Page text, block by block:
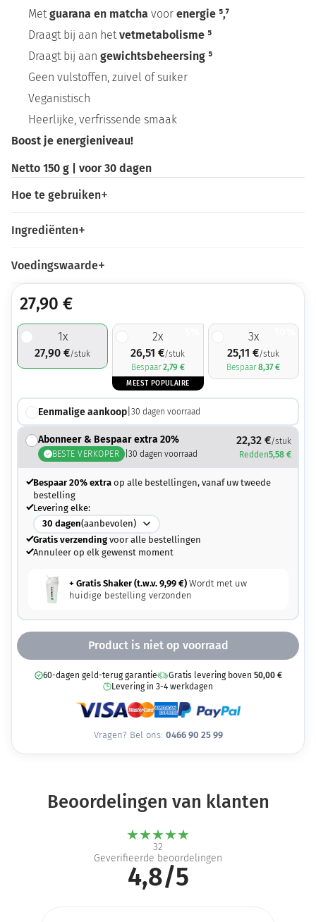
Met guarana en matcha voor energie ⁵,⁷
Draagt bij aan het vetmetabolisme ⁵
Draagt bij aan gewichtsbeheersing ⁵
Geen vulstoffen, zuivel of suiker
Veganistisch
Heerlijke, verfrissende smaak
Boost je energieniveau!
Netto 150 g | voor 30 dagen
Hoe te gebruiken
Ingrediënten
Voedingswaarde
27,90 €
1x
27,90€/stuk
2x
26,51€/stuk
Bespaar2,79 €
MEEST POPULAIRE
3x
25,11€/stuk
Bespaar8,37€
Eenmalige aankoop| 30 dagen voorraad
Abonneer & Bespaar extra 20%
BESTE VERKOPER |30 dagen voorraad
22,32 €/stuk
Redden5,58 €
Bespaar 20% extraop alle bestellingen, vanaf uw tweede
bestelling
Levering elke:
30 dagen(aanbevolen)
Gratis verzendingvoor alle bestellingen
Annuleer op elk gewenst moment
+ Gratis Shaker (t.w.v. 9,99 €) Wordt met uw
huidige bestelling verzonden
Product is niet op voorraad
60-dagen geld-terug garantie Gratis levering boven 50,00 €
Levering in 3-4 werkdagen
Vragen? Bel ons: 0466 90 25 99
Beoordelingen van klanten
★★★★★
32
Geverifieerde beoordelingen
4,8/5